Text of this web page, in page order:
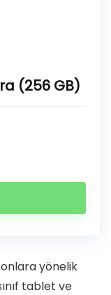
(256 GB)
yönelik
tablet ve